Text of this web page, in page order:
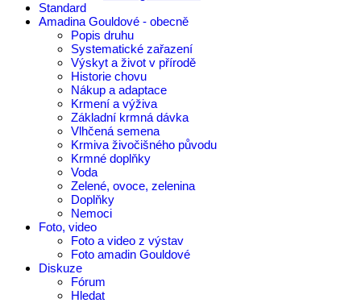
Standard
Amadina Gouldové - obecně
Popis druhu
Systematické zařazení
Výskyt a život v přírodě
Historie chovu
Nákup a adaptace
Krmení a výživa
Základní krmná dávka
Vlhčená semena
Krmiva živočišného původu
Krmné doplňky
Voda
Zelené, ovoce, zelenina
Doplňky
Nemoci
Foto, video
Foto a video z výstav
Foto amadin Gouldové
Diskuze
Fórum
Hledat